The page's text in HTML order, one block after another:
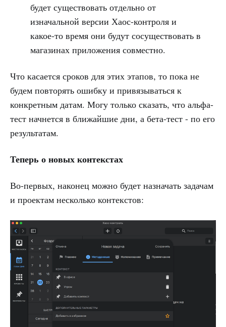
будет существовать отдельно от
изначальной версии Хаос-контроля и
какое-то время они будут сосуществовать в
магазинах приложения совместно.
Что касается сроков для этих этапов, то пока не
будем повторять ошибку и привязываться к
конкретным датам. Могу только сказать, что альфа-
тест начнется в ближайшие дни, а бета-тест - по его
результатам.
Теперь о новых контекстах
Во-первых, наконец можно будет назначать задачам
и проектам несколько контекстов: